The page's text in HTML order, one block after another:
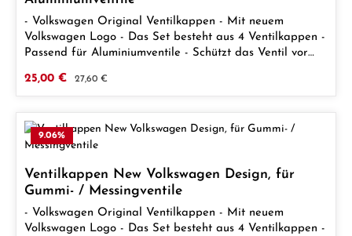
Reifen-Breite [mm]: BIS 275MM Reifen-Umfang [mm]:
BIS 2350MM
- Volkswagen Original Ventilkappen - Mit neuem
Volkswagen Logo - Das Set besteht aus 4 Ventilkappen -
Passend für Aluminiumventile - Schützt das Ventil vor
Verarbeitungsqualität
Verkaufspreis:
25,00 € Regulärer Preis:
27,60 €
9.06%
Ventilkappen New Volkswagen Design, für
Gummi- / Messingventile
- Volkswagen Original Ventilkappen - Mit neuem
Volkswagen Logo - Das Set besteht aus 4 Ventilkappen -